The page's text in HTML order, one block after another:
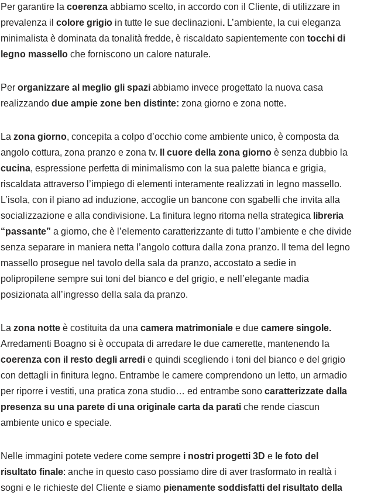
Per garantire la coerenza abbiamo scelto, in accordo con il Cliente, di utilizzare in
prevalenza il colore grigio in tutte le sue declinazioni. L’ambiente, la cui eleganza
minimalista è dominata da tonalità fredde, è riscaldato sapientemente con tocchi di
legno massello che forniscono un calore naturale.
Per organizzare al meglio gli spazi abbiamo invece progettato la nuova casa
realizzando due ampie zone ben distinte: zona giorno e zona notte.
La zona giorno, concepita a colpo d’occhio come ambiente unico, è composta da
angolo cottura, zona pranzo e zona tv.
Il cuore della zona giorno è senza dubbio la
cucina, espressione perfetta di minimalismo con la sua palette bianca e grigia,
riscaldata attraverso l’impiego di elementi interamente realizzati in legno massello.
L’isola, con il piano ad induzione, accoglie un bancone con sgabelli che invita alla
socializzazione e alla condivisione. La finitura legno ritorna nella strategica libreria
“passante” a giorno, che è l’elemento caratterizzante di tutto l’ambiente e che divide
senza separare in maniera netta l’angolo cottura dalla zona pranzo. Il tema del legno
massello prosegue nel tavolo della sala da pranzo, accostato a sedie in
polipropilene sempre sui toni del bianco e del grigio, e nell’elegante madia
posizionata all’ingresso della sala da pranzo.
La zona notte è costituita da una camera matrimoniale e due camere singole.
Arredamenti Boagno si è occupata di arredare le due camerette, mantenendo la
coerenza con il resto degli arredi e quindi scegliendo i toni del bianco e del grigio
con dettagli in finitura legno. Entrambe le camere comprendono un letto, un armadio
per riporre i vestiti, una pratica zona studio… ed entrambe sono caratterizzate dalla
presenza su una parete di una originale carta da parati che rende ciascun
ambiente unico e speciale.
Nelle immagini potete vedere come sempre i nostri progetti 3D e le foto del
risultato finale: anche in questo caso possiamo dire di aver trasformato in realtà i
sogni e le richieste del Cliente e siamo pienamente soddisfatti del risultato della